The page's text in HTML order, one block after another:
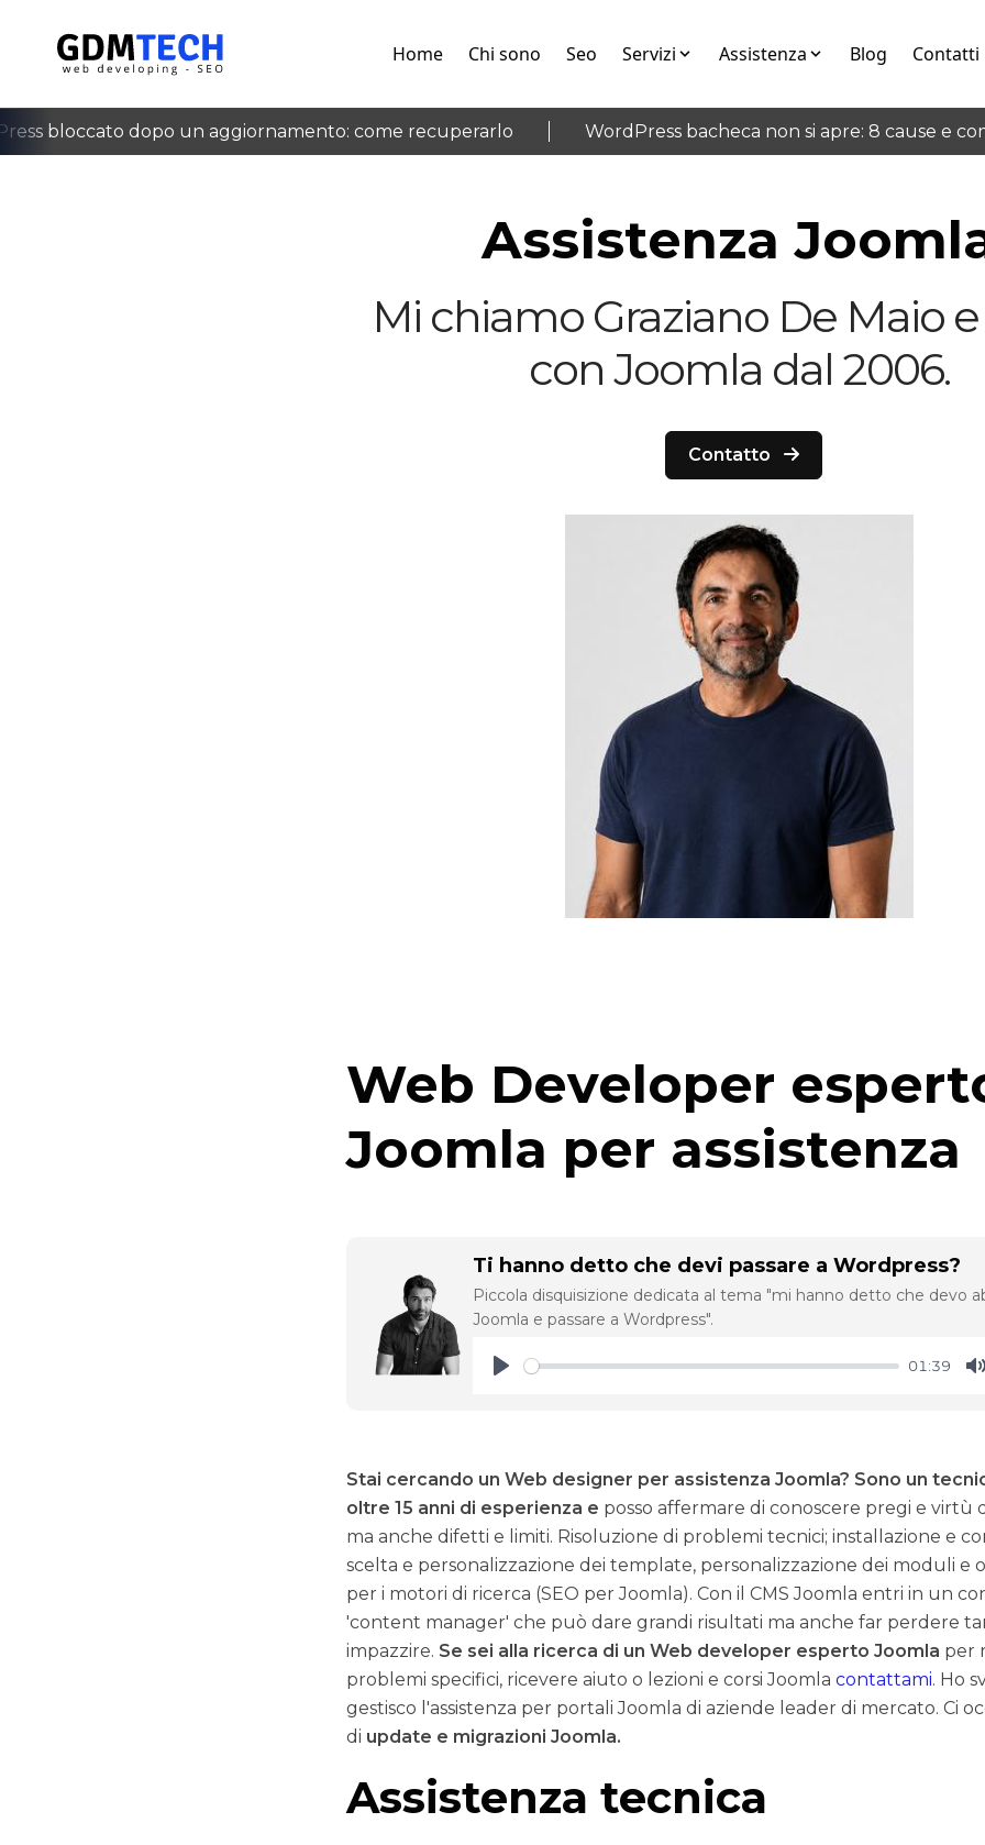
Home Chi sono Seo Servizi Assistenza Blog Contatti
bloccato dopo un aggiornamento: come recuperarlo WordPress bacheca non si apre: 8 cause e
‹
Assistenza
Mi chiamo Graziano De Maio
con Joomla dal 2006.
Contatto
Web Developer
Joomla per assistenza
Ti hanno detto che devi passare a Wordpress?
Piccola disquisizione dedicata al tema "mi hanno detto che devo
Joomla e passare a Wordpress".
01:39
Stai cercando un Web designer per assistenza Joomla? Sono un
oltre 15 anni di esperienza e posso affermare di conoscere pregi e virtù
ma anche difetti e limiti. Risoluzione di problemi tecnici; installazione e
scelta e personalizzazione dei template, personalizzazione dei moduli e
per i motori di ricerca (SEO per Joomla). Con il CMS Joomla entri in un
'content manager' che può dare grandi risultati ma anche far perdere
impazzire. Se sei alla ricerca di un Web developer esperto Joomla per
problemi specifici, ricevere aiuto o lezioni e corsi Joomla contattami. Ho
gestisco l'assistenza per portali Joomla di aziende leader di mercato. Ci
di update e migrazioni Joomla.
Assistenza tecnica